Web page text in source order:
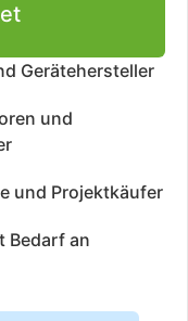
Gerätehersteller
und
und Projektkäufer
Bedarf an